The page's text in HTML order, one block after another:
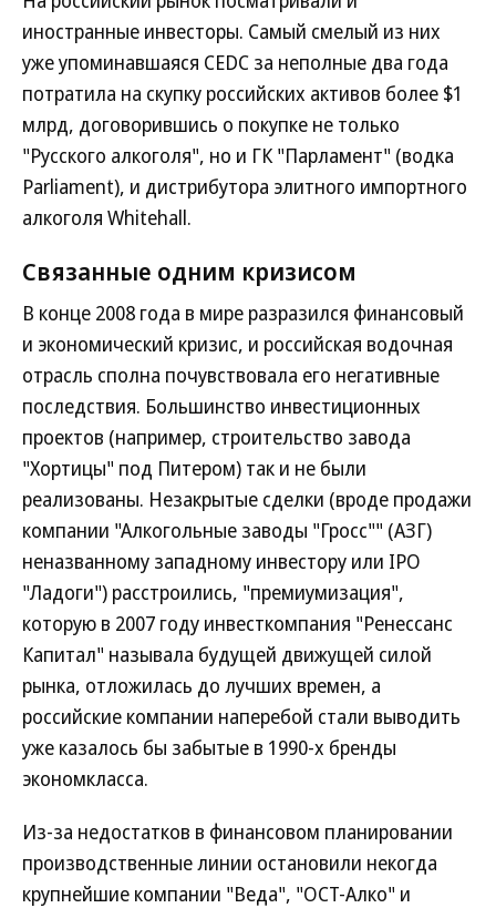
иностранные инвесторы. Самый смелый из них
уже упоминавшаяся CEDC за неполные два года
потратила на скупку российских активов более $1
млрд, договорившись о покупке не только
"Русского алкоголя", но и ГК "Парламент" (водка
Parliament), и дистрибутора элитного импортного
алкоголя Whitehall.
Связанные одним кризисом
В конце 2008 года в мире разразился финансовый
и экономический кризис, и российская водочная
отрасль сполна почувствовала его негативные
последствия. Большинство инвестиционных
проектов (например, строительство завода
"Хортицы" под Питером) так и не были
реализованы. Незакрытые сделки (вроде продажи
компании "Алкогольные заводы "Гросс"" (АЗГ)
неназванному западному инвестору или IPO
"Ладоги") расстроились, "премиумизация",
которую в 2007 году инвесткомпания "Ренессанс
Капитал" называла будущей движущей силой
рынка, отложилась до лучших времен, а
российские компании наперебой стали выводить
уже казалось бы забытые в 1990-х бренды
экономкласса.
Из-за недостатков в финансовом планировании
производственные линии остановили некогда
крупнейшие компании "Веда", "ОСТ-Алко" и